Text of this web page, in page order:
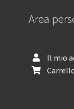
Area
Il mio